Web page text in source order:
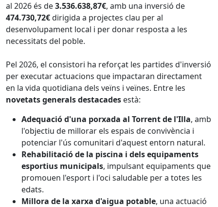
al 2026 és de3.536.638,87€, amb una inversió de
474.730,72€dirigida a projectes clau per al
desenvolupament local i per donar resposta a les
necessitats del poble.
Pel 2026, el consistori ha reforçat les partides d'inversió
per executar actuacions que impactaran directament
en la vida quotidiana dels veïns i veïnes. Entre les
novetats generals destacades està:
Adequació d'una porxada al Torrent de l'Illa, amb
l'objectiu de millorar els espais de convivència i
potenciar l'ús comunitari d'aquest entorn natural.
Rehabilitació de la piscina i dels equipaments
esportius municipals, impulsant equipaments que
promouen l'esport i l'oci saludable per a totes les
edats.
Millora de la xarxa d'aigua potable, una actuació